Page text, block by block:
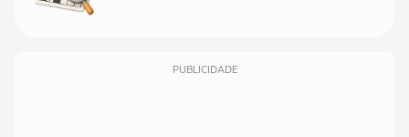
PUBLICIDADE